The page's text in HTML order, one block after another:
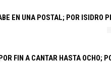
EN UNA POSTAL; POR ISIDRO
FIN A CANTAR HASTA OCHO;